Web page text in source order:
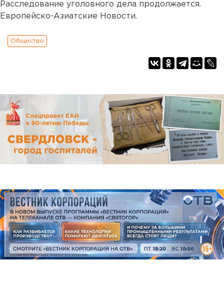
Расследование уголовного дела продолжается.
Европейско-Азиатские Новости.
Общество